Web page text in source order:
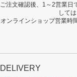
ご注文確認後、1～2営業日
して
オンラインショップ営業
DELIVERY